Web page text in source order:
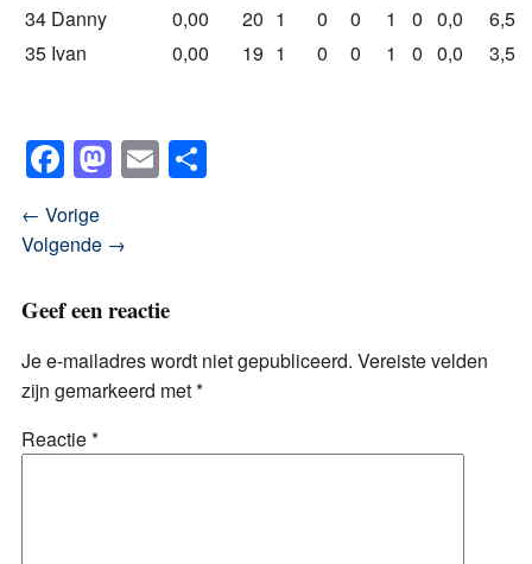
34 Danny 0,00 20 1 0 0 1 0 0,0
6,5
35 Ivan 0,00 19 1 0 0 1 0 0,0 3,5
Facebook
Mastodon
EmailDelen
← Vorige
Volgende →
Geef een reactie
Je e-mailadres wordt niet gepubliceerd. Vereiste velden
zijn gemarkeerd met*
Reactie*